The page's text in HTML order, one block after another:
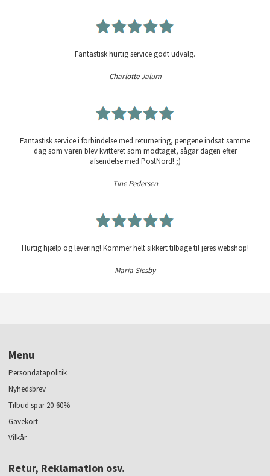
Fantastisk hurtig service godt udvalg.
Charlotte Jalum
Fantastisk service i forbindelse med returnering, pengene indsat samme
dag som varen blev kvitteret som modtaget, sågar dagen efter
afsendelse med PostNord! ;)
Tine Pedersen
Hurtig hjælp og levering! Kommer helt sikkert tilbage til jeres webshop!
Maria Siesby
Menu
Persondatapolitik
Nyhedsbrev
Tilbud spar 20-60%
Gavekort
Vilkår
Retur, Reklamation osv.